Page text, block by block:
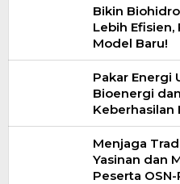
Bikin
Lebih Efisien,
Model Baru!
Pakar Energi
Bioenergi
Keberhasilan
Menjaga
Yasinan dan
Peserta OSN-